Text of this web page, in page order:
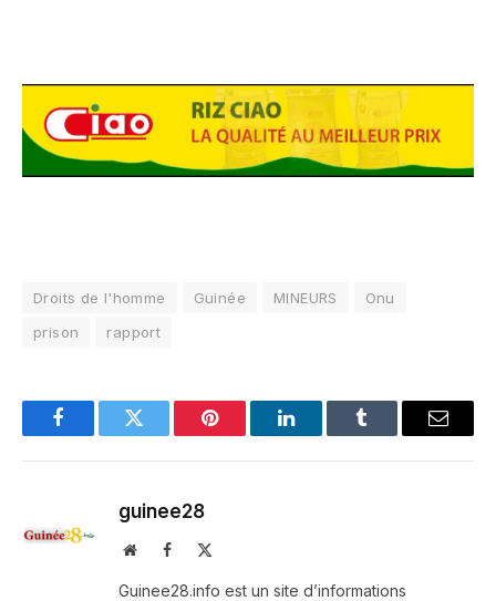
Droits de l'homme Guinée MINEURS
Onu
prison
rapport
FacebookTwitter Pinterest LinkedInTumblr Email
guinee28
WebsiteFacebook
Guinee28.info est un site d’informations